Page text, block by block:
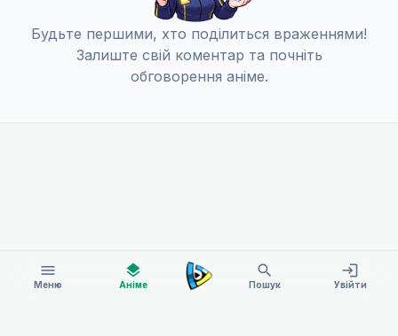
menu
Меню
layers
Аніме
search
Пошук
login
Увійти
Будьте першими, хто поділиться враженнями!
Залиште свій коментар та почніть
обговорення аніме.